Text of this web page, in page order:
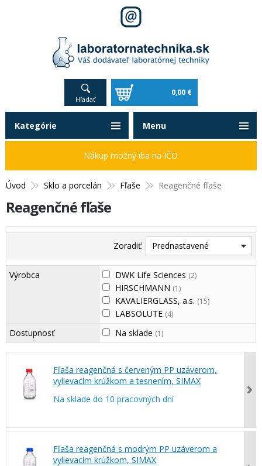
Hľadať
0,00 €
Úvod Sklo a porcelán Fľaše Reagenčné fľaše
Reagenčné fľaše
Zoradiť: Prednastavené
Výrobca DWK Life Sciences (2)
HIRSCHMANN (1)
KAVALIERGLASS, a.s. (15)
LABSOLUTE (4)
Dostupnosť Na sklade (1)
Fľaša reagenčná s červeným PP uzáverom,
vylievacím krúžkom a tesnením, SIMAX
Na sklade do 10 pracovných dní
Fľaša reagenčná s modrým PP uzáverom a
vylievacím krúžkom, SIMAX
Kategórie
Nákup možný iba na IČO
Menu